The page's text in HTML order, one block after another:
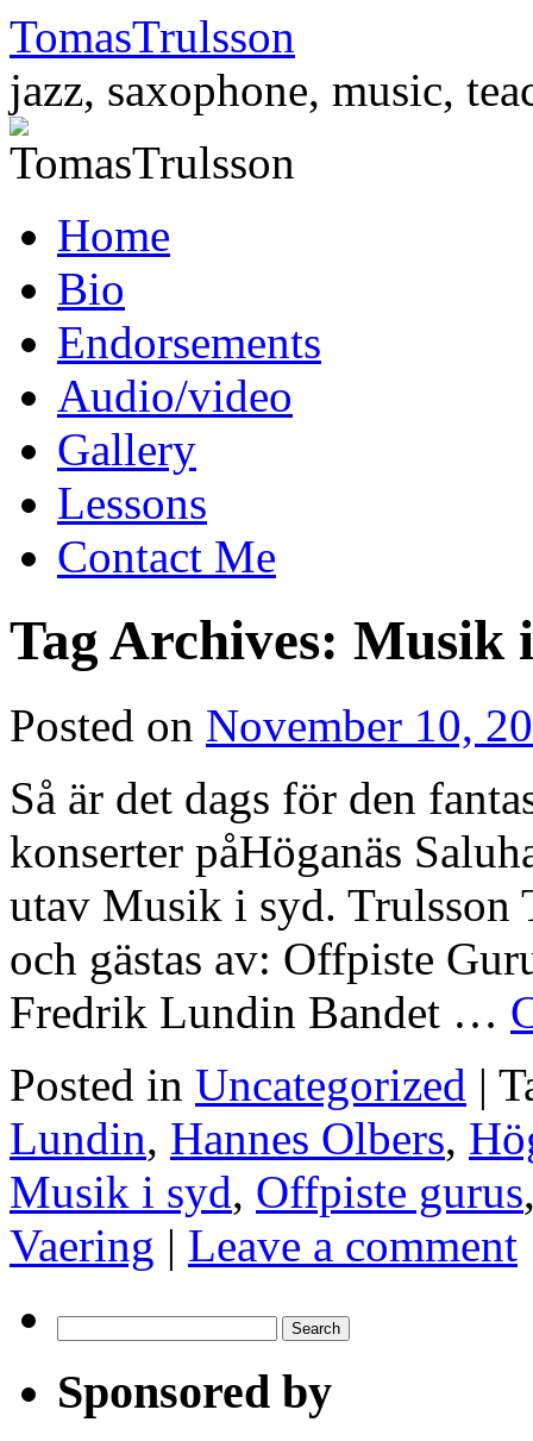
TomasTrulsson
jazz, saxophone, music,
to
contentHome
Bio
Endorsements
Audio/video
Gallery
Lessons
Contact Me
Tag Archives: Musik
Posted on November 10,
Så är det dags för den
konserter påHöganäs
utav Musik i syd. Trulsson
och gästas av: Offpiste
Fredrik Lundin Bandet …
Posted in Uncategorized |
Lundin, Hannes Olbers,
Musik i syd, Offpiste gurus
Vaering | Leave a comment
for:
Sponsored by